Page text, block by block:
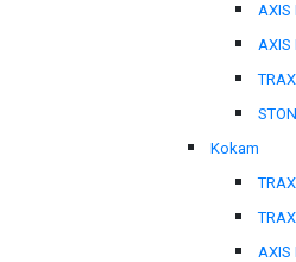
AXIS
AXIS
Kokam
AXIS